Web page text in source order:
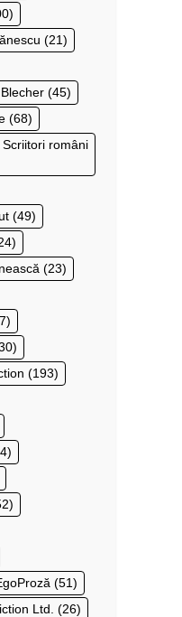
(21)
(45)
(68)
români
(49)
(23)
(193)
(51)
Ltd. (26)